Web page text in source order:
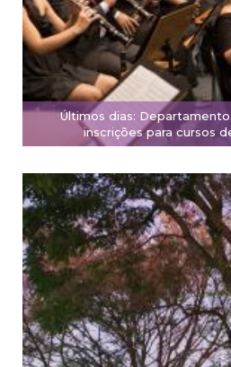
Últimos dias:
inscrições para cursos